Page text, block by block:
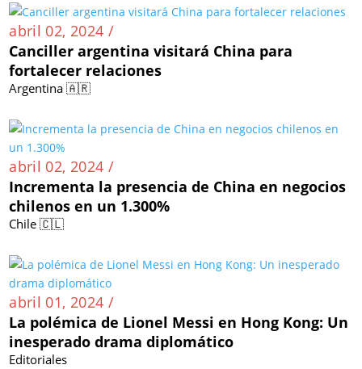
abril 02, 2024 /
Canciller argentina visitará China para
fortalecer relaciones
Argentina 🇦🇷
abril 02, 2024 /
Incrementa la presencia de China en negocios
chilenos en un 1.300%
Chile 🇨🇱
abril 01, 2024 /
La polémica de Lionel Messi en Hong Kong: Un
inesperado drama diplomático
Editoriales